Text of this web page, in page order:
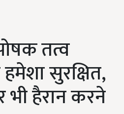
तत्व
सुरक्षित,
हैरान करने